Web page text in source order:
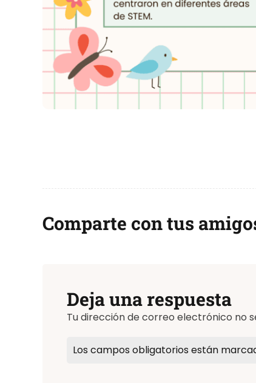
Comparte con tus
Deja una respuesta
Tu dirección de correo electrónico no
Los campos obligatorios están